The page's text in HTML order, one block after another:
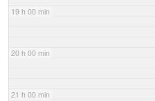
19 h 00 min
20 h 00 min
21 h 00 min